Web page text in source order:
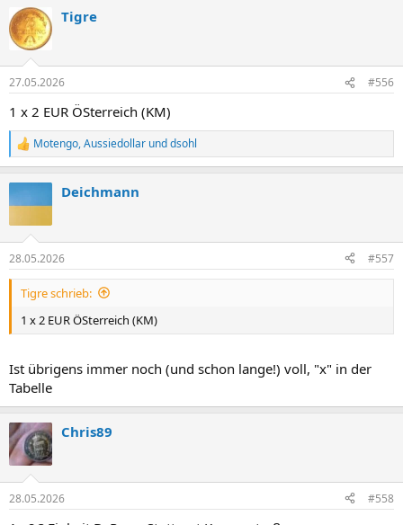
k
t
i
e
Tigre
27.05.2026 #556
1 x 2 EUR ÖSterreich (KM)
R
e
t
e
n
Motengo,Aussiedollar unddsohl
Deichmann
28.05.2026 #557
Tigre schrieb:
1 x 2 EUR ÖSterreich (KM)
Ist übrigens immer noch (und schon lange!) voll, "x" in der
Tabelle
Chris89
28.05.2026 #558